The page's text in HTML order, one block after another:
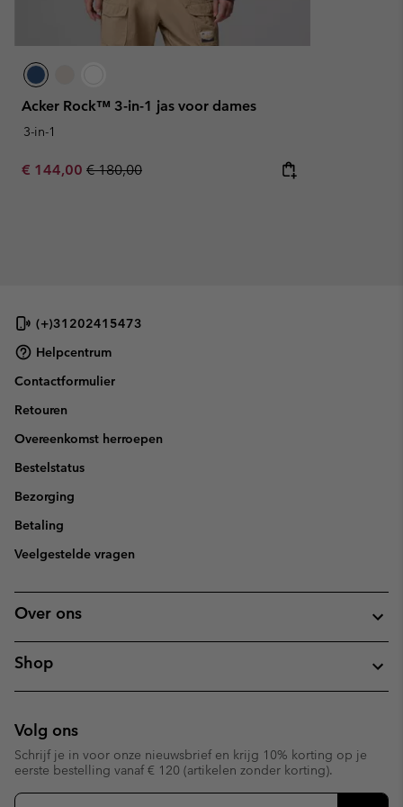
Acker Rock™ 3-in-1 jas voor dames
3-in-1
Sale price:
€ 144,00 Regular price:
€ 180,00
(+)31202415473
Helpcentrum
Contactformulier
Retouren
Overeenkomst herroepen
Bestelstatus
Bezorging
Betaling
Veelgestelde vragen
Over ons
Shop
Volg ons
Schrijf je in voor onze nieuwsbrief en krijg 10% korting op je
eerste bestelling vanaf € 120 (artikelen zonder korting).
Aanmelden